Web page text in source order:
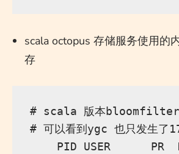
scala octopus 存储服务使用的
存
# scala 版本bloomfilter
# 可以看到ygc 也只发生了
PID USER      PR